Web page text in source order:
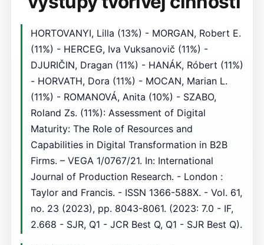
HORTOVANYI, Lilla (13%) - MORGAN, Robert E.
(11%) - HERCEG, Iva Vuksanovič (11%) -
DJURIČIN, Dragan (11%) - HANÁK, Róbert (11%)
- HORVATH, Dora (11%) - MOCAN, Marian L.
(11%) - ROMANOVÁ, Anita (10%) - SZABO,
Roland Zs. (11%): Assessment of Digital
Maturity: The Role of Resources and
Capabilities in Digital Transformation in B2B
Firms. – VEGA 1/0767/21. In: International
Journal of Production Research. - London :
Taylor and Francis. - ISSN 1366-588X. - Vol. 61,
no. 23 (2023), pp. 8043-8061. (2023: 7.0 - IF,
2.668 - SJR, Q1 - JCR Best Q, Q1 - SJR Best Q).